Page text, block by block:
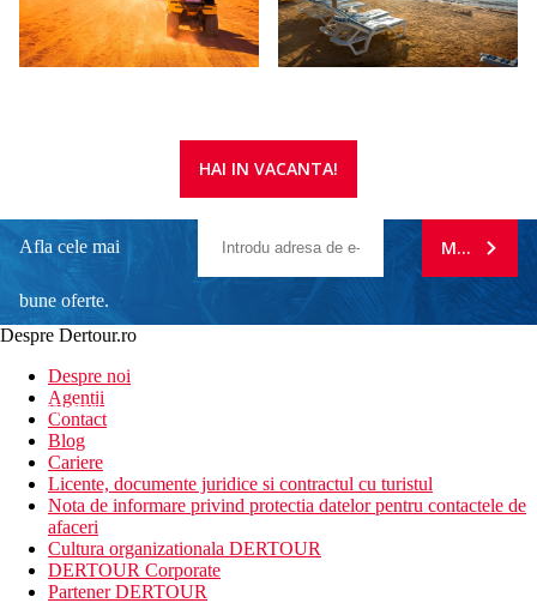
HAI IN VACANTA!
Afla cele mai
bune oferte.
newsletter!
MA
Despre Dertour.ro
Despre noi
Agentii
Contact
Blog
Cariere
Licente, documente juridice si contractul cu turistul
Nota de informare privind protectia datelor pentru contactele de
afaceri
Cultura organizationala DERTOUR
DERTOUR Corporate
Partener DERTOUR